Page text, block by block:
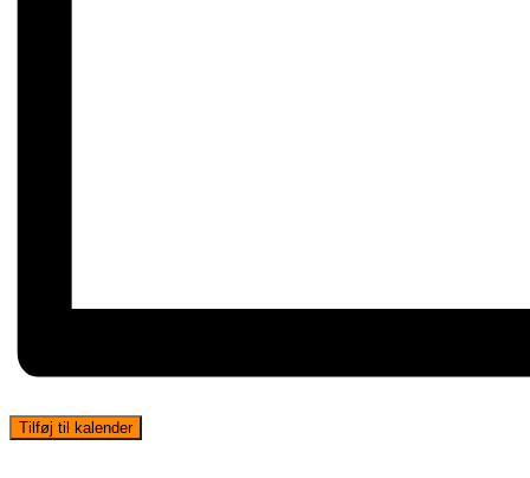
Tilføj til kalender